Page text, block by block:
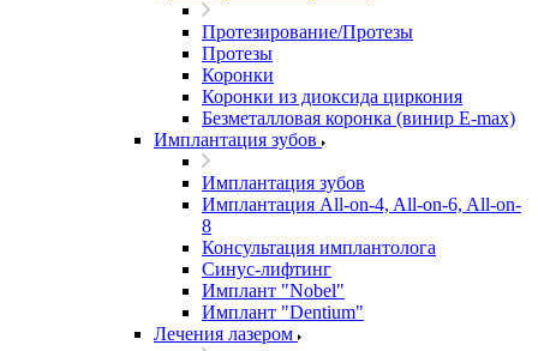
Протезирование/Протезы
Протезы
Коронки
Коронки из диоксида циркония
Безметалловая коронка (винир E-max)
Имплантация зубов
Имплантация зубов
Имплантация All-on-4, All-on-6, All-on-
8
Консультация имплантолога
Синус-лифтинг
Имплант "Nobel"
Имплант "Dentium"
Лечения лазером